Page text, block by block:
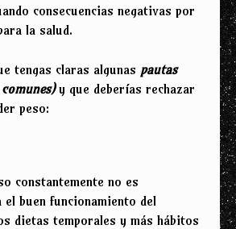
consecuencias negativas por
la salud.
tengas claras algunas pautas
y que deberías rechazar
peso:
constantemente no es
el buen funcionamiento del
dietas temporales y más hábitos